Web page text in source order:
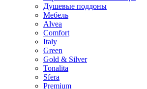
Душевые поддоны
Мебель
Alvea
Comfort
Italy
Green
Gold & Silver
Tonalita
Sfera
Premium